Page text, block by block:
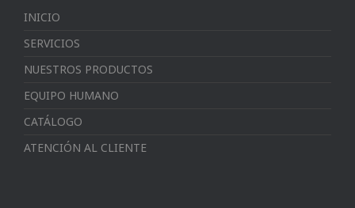
INICIO
SERVICIOS
NUESTROS PRODUCTOS
EQUIPO HUMANO
CATÁLOGO
ATENCIÓN AL CLIENTE